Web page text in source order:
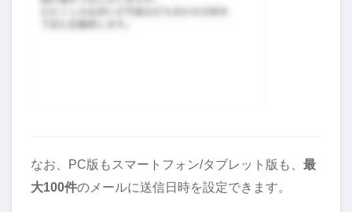
なお、PC版もスマートフォン/タブレット版も、 最
大100件のメールに送信日時を設定できます。